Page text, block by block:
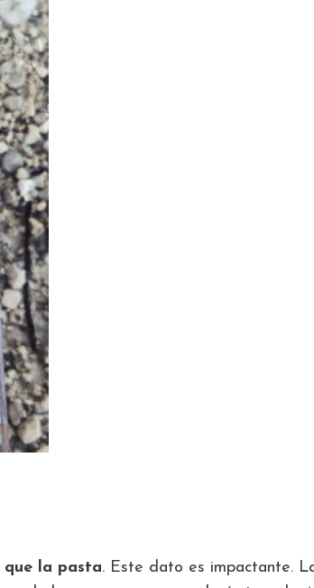
la pasta. Este dato es impactante.